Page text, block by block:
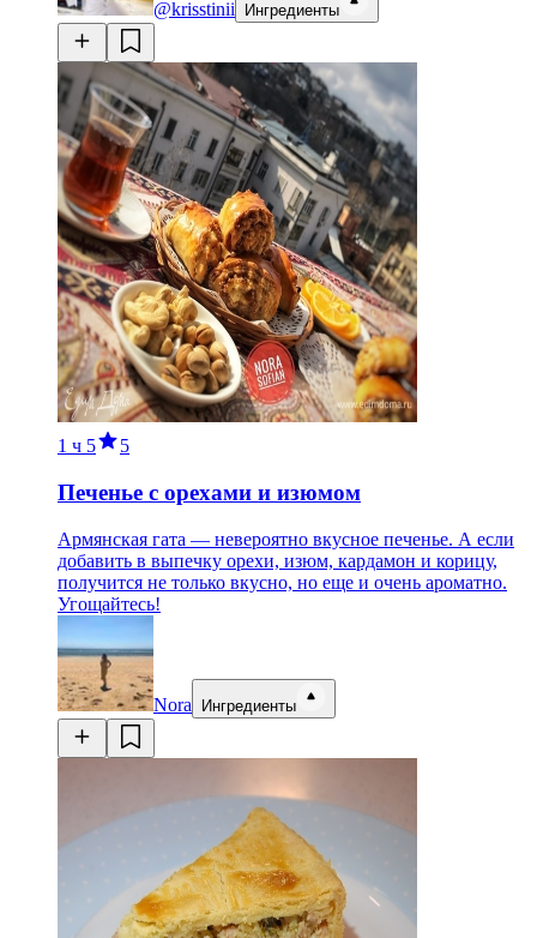
@krisstinii Ингредиенты
1 ч 5 5
Печенье с орехами и изюмом
Армянская гата — невероятно вкусное печенье. А если
добавить в выпечку орехи, изюм, кардамон и корицу,
получится не только вкусно, но еще и очень ароматно.
Угощайтесь!
Nora Ингредиенты